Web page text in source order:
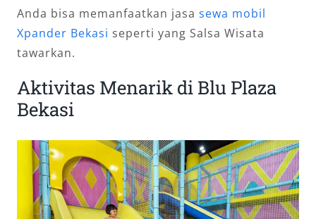
Anda bisa memanfaatkan jasa sewa mobil
Xpander Bekasi seperti yang Salsa Wisata
tawarkan.
Aktivitas Menarik di Blu Plaza
Bekasi